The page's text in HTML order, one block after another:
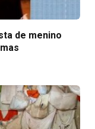
de menino